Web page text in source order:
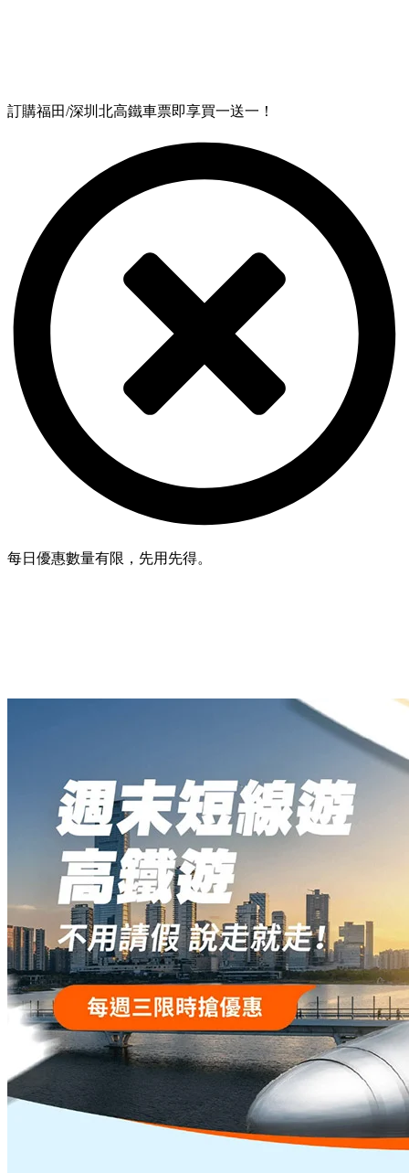
訂購福田/深圳北高鐵車票即享買一送一！
每日優惠數量有限，先用先得。